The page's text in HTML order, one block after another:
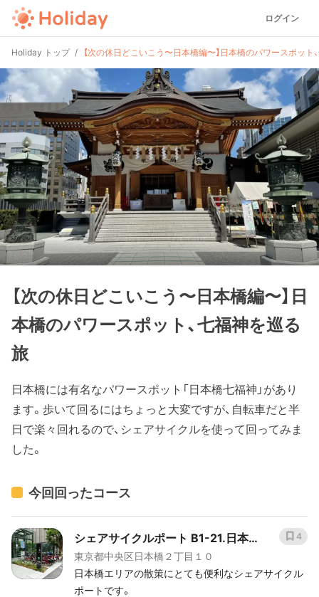
ログイン
Holiday トップ 【次の休日どこいこう〜日本橋編〜】日本橋のパワースポット
【次の休日どこいこう〜日本橋編〜】日
本橋のパワースポット、七福神を巡る
旅
日本橋には有名なパワースポット「日本橋七福神」があり
ます。歩いて回るにはちょっと大変ですが、自転車だと半
日で楽々回れるので、シェアサイクルを使って回ってみま
した。
今回回ったコース
シェアサイクルポート B1-21.日本
橋二丁目街角広場
東京都中央区日本橋２丁目１０
日本橋エリアの散策にとても便利なシェアサイクル
ポートです。
4